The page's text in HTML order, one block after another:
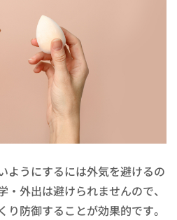
ようにするには外気を避けるの
外出は避けられませんので、
り防御することが効果的です。